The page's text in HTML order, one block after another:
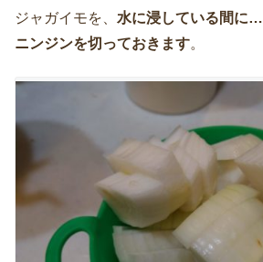
ジャガイモを、 水に浸している間に…
ニンジンを切っておきます。